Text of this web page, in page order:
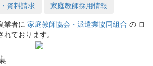
資料請求
家庭教師採用情報
業者に 家庭教師協会・派遣業協同組合 の ロ
ております。